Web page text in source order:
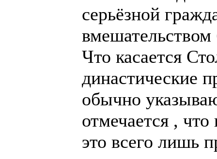
серьёзной
Что касается
династические
обычно
отмечается ,
это всего лишь